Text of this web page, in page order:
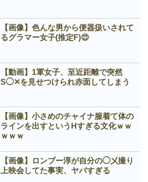
【画像】色んな男から便器扱いされて
るグラマー女子(推定F)😍
【動画】1軍女子、至近距離で突然
S◯✕を見せつけられ赤面してしまう
【画像】小さめのチャイナ服着て体の
ラインを出すというНすぎる文化ｗｗ
ｗｗｗ
【画像】ロンブー淳が自分の◯㐅撮り
上映会してた事実、ヤバすぎる